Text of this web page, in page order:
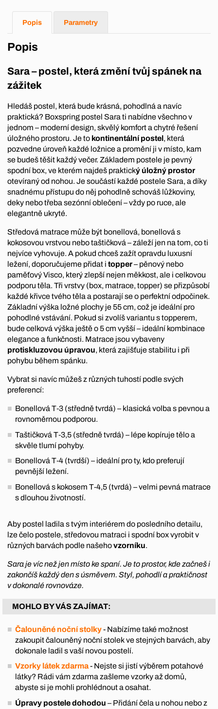
Popis Parametry
Popis
Sara – postel, která změní tvůj spánek na
zážitek
Hledáš postel, která bude krásná, pohodlná a navíc
praktická? Boxspring postel Sara ti nabídne všechno v
jednom – moderní design, skvělý komfort a chytré řešení
úložného prostoru. Je to kontinentální postel, která
pozvedne úroveň každé ložnice a promění ji v místo, kam
se budeš těšit každý večer. Základem postele je pevný
spodní box, ve kterém najdeš praktický úložný prostor
otevíraný od nohou. Je součástí každé postele Sara, a díky
snadnému přístupu do něj pohodlně schováš lůžkoviny,
deky nebo třeba sezónní oblečení – vždy po ruce, ale
elegantně ukryté.
Středová matrace může být bonellová, bonellová s
kokosovou vrstvou nebo taštičková – záleží jen na tom, co ti
nejvíce vyhovuje. A pokud chceš zažít opravdu luxusní
ležení, doporučujeme přidat i topper– pěnový nebo
paměťový Visco, který zlepší nejen měkkost, ale i celkovou
podporu těla. Tři vrstvy (box, matrace, topper) se přizpůsobí
každé křivce tvého těla a postarají se o perfektní odpočinek.
Základní výška ložné plochy je 55 cm, což je ideální pro
pohodlné vstávání. Pokud si zvolíš variantu s topperem,
bude celková výška ještě o 5 cm vyšší – ideální kombinace
elegance a funkčnosti. Matrace jsou vybaveny
protiskluzovou úpravou, která zajišťuje stabilitu i při
pohybu během spánku.
Vybrat si navíc můžeš z různých tuhostí podle svých
preferencí:
Bonellová T‑3 (středně tvrdá) – klasická volba s pevnou a
rovnoměrnou podporou.
Taštičková T‑3,5 (středně tvrdá) – lépe kopíruje tělo a
skvěle tlumí pohyby.
Bonellová T‑4 (tvrdší) – ideální pro ty, kdo preferují
pevnější ležení.
Bonellová s kokosem T‑4,5 (tvrdá) – velmi pevná matrace
s dlouhou životností.
Aby postel ladila s tvým interiérem do posledního detailu,
lze čelo postele, středovou matraci i spodní box vyrobit v
různých barvách podle našehovzorníku.
Sara je víc než jen místo ke spaní. Je to prostor, kde začneš i
zakončíš každý den s úsměvem. Styl, pohodlí a praktičnost
v dokonalé rovnováze.
MOHLO BY VÁS ZAJÍMAT:
Čalouněné noční stolky- Nabízíme také možnost
zakoupit čalouněný noční stolek ve stejných barvách, aby
dokonale ladil s vaší novou postelí.
Vzorky látek zdarma- Nejste si jistí výběrem potahové
látky? Rádi vám zdarma zašleme vzorky až domů,
abyste si je mohli prohlédnout a osahat.
Úpravy postele dohodou – Přidání čela u nohou nebo z